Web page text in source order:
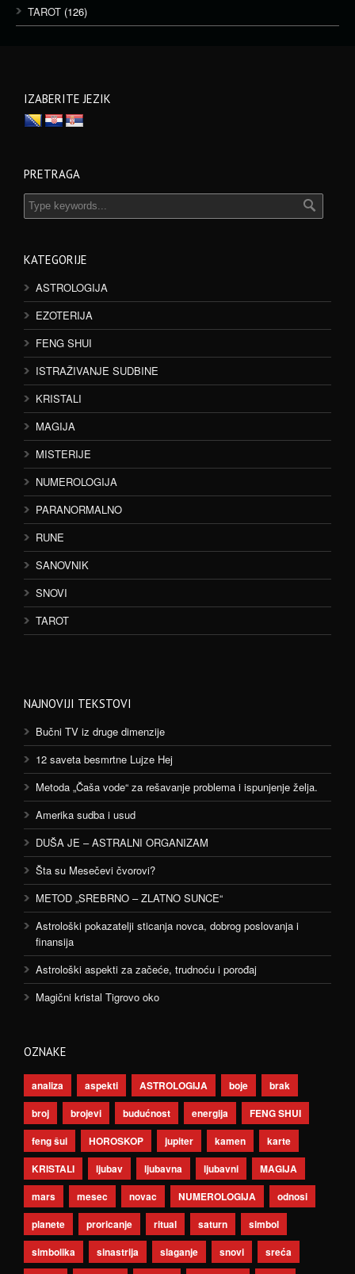
TAROT (126)
IZABERITE JEZIK
PRETRAGA
KATEGORIJE
ASTROLOGIJA
EZOTERIJA
FENG SHUI
ISTRAŽIVANJE SUDBINE
KRISTALI
MAGIJA
MISTERIJE
NUMEROLOGIJA
PARANORMALNO
RUNE
SANOVNIK
SNOVI
TAROT
NAJNOVIJI TEKSTOVI
Bučni TV iz druge dimenzije
12 saveta besmrtne Lujze Hej
Metoda „Čaša vode“ za rešavanje problema i ispunjenje želja.
Amerika sudba i usud
DUŠA JE – ASTRALNI ORGANIZAM
Šta su Mesečevi čvorovi?
METOD „SREBRNO – ZLATNO SUNCE“
Astrološki pokazatelji sticanja novca, dobrog poslovanja i
finansija
Astrološki aspekti za začeće, trudnoću i porođaj
Magični kristal Tigrovo oko
OZNAKE
analiza aspekti ASTROLOGIJA boje
brak
broj
brojevi budućnost energija
FENG SHUI
feng šui
HOROSKOP jupiter kamen
karte
KRISTALI
ljubav ljubavna ljubavni
MAGIJA
mars
mesec novac NUMEROLOGIJA
odnosi
planete
proricanje ritual saturn
simbol
simbolika
sinastrija slaganje snovi
sreća